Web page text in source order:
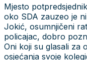
Mjesto
oko SDA zauzeo je
Jokić, osumnjičeni
policajac, dobro
Oni koji su glasali za
osjećanja svoje